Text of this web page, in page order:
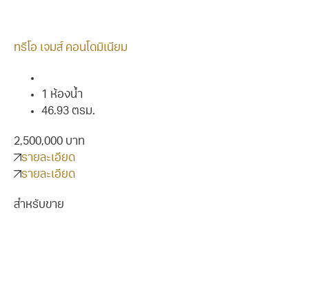
ทรีโอ เจมส์ คอนโดมิเนียม
1 ห้องน้ำ
46.93 ตรม.
2,500,000 บาท
รายละเอียด
รายละเอียด
สำหรับขาย